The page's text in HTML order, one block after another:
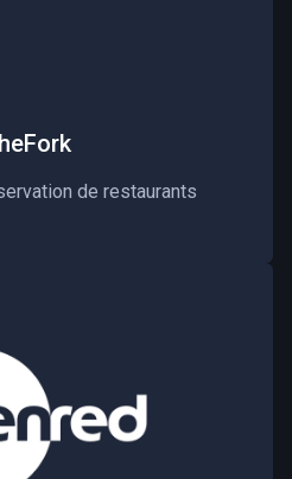
de restaurants